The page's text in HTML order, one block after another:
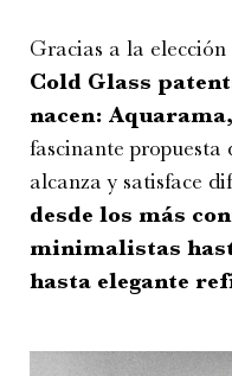
Gracias a la
Cold Glass
nacen:
fascinante propuesta
alcanza y satisface
desde los más
minimalistas
hasta elegante